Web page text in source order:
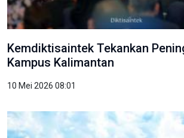
Kemdiktisaintek Tekankan
Kampus Kalimantan
10 Mei 2026 08:01